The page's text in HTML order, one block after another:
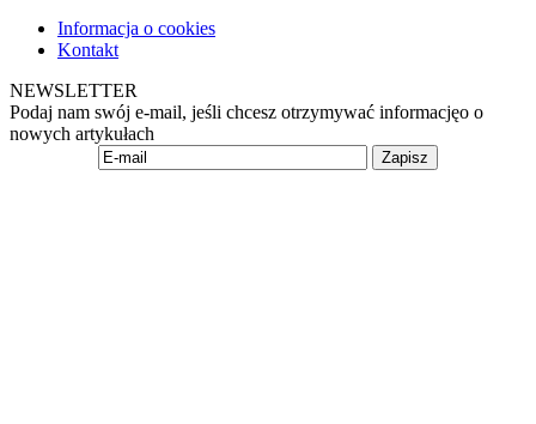
Informacja o cookies
Kontakt
NEWSLETTER
Podaj nam swój e-mail, jeśli chcesz otrzymywać informacjęo o
nowych artykułach
Zapisz